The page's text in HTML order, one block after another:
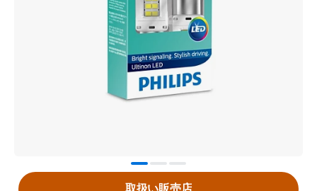
取扱い販売店